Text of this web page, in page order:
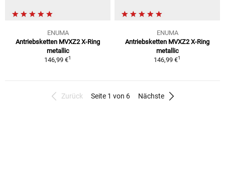
ENUMA
Antriebsketten MVXZ2 X-Ring
metallic
146,99 €1
ENUMA
Antriebsketten MVXZ2 X-Ring
metallic
146,99 €1
Zurück Seite 1 von 6 Nächste